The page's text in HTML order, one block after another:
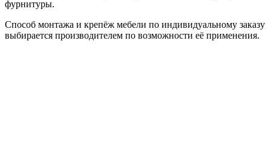
фурнитуры.
Способ монтажа и крепёж мебели по индивидуальному заказу
выбирается производителем по возможности её применения.